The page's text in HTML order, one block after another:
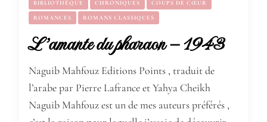
BIBLIOTHÈQUE CHRONIQUES COUPS DE CŒUR
ROMANCES ROMANS CLASSIQUES
L’amante du pharaon – 1943
Naguib Mahfouz Editions Points , traduit de
l’arabe par Pierre Lafrance et Yahya Cheikh
Naguib Mahfouz est un de mes auteurs préférés ,